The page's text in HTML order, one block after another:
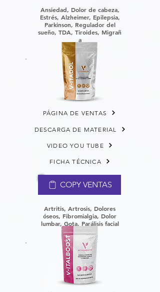
Ansiedad, Dolor de cabeza,
Estrés, Alzheimer, Epilepsia,
Parkinson, Regulador del
sueño, TDA, Tiroides, Migrañ
a
PÁGINA DE VENTAS
DESCARGA DE MATERIAL
VIDEO YOU TUBE
FICHA TÉCNICA
COPY VENTAS
Artritis, Artrosis, Dolores
óseos, Fibromialgia, Dolor
lumbar, Gota, Parálisis facial